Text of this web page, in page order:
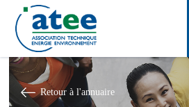
Aller
contenu
principal
Retour à l'annuaire
Panneau de gestion des cookies